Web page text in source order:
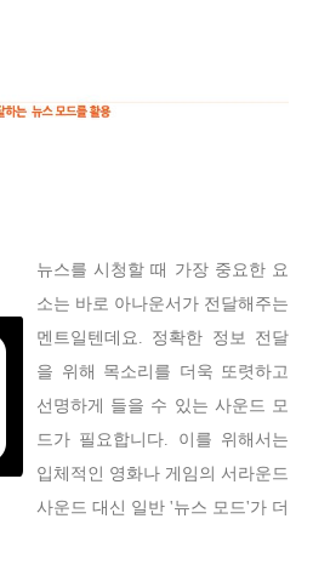
뉴스를 시청할 때 가장 중요한 요
소는 바로 아나운서가 전달해주는
멘트일텐데요. 정확한 정보 전달
을 위해 목소리를 더욱 또렷하고
선명하게 들을 수 있는 사운드 모
드가 필요합니다. 이를 위해서는
입체적인 영화나 게임의 서라운드
사운드 대신 일반 '뉴스 모드'가 더